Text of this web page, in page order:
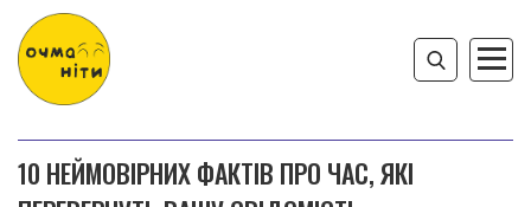
10 НЕЙМОВІРНИХ ФАКТІВ ПРО ЧАС, ЯКІ